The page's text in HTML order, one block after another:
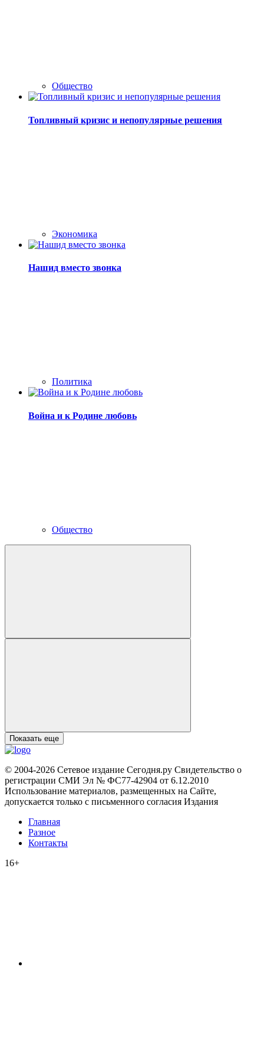
Общество
Топливный кризис и непопулярные решения
Экономика
Нашид вместо звонка
Политика
Война и к Родине любовь
Общество
Показать еще
© 2004-2026 Сетевое издание Сегодня.ру Свидетельство о
регистрации СМИ Эл № ФС77-42904 от 6.12.2010
Использование материалов, размещенных на Сайте,
допускается только с письменного согласия Издания
Главная
Разное
Контакты
16+